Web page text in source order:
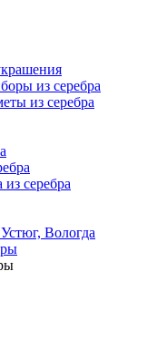
из серебра
из серебра
серебра
Вологда